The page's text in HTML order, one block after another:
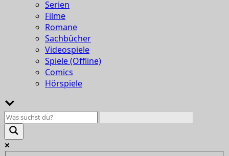
Serien
Filme
Romane
Sachbücher
Videospiele
Spiele (Offline)
Comics
Hörspiele